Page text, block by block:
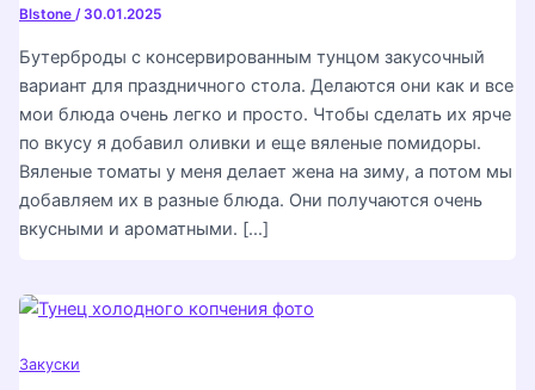
Blstone / 30.01.2025
Бутерброды с консервированным тунцом закусочный
вариант для праздничного стола. Делаются они как и все
мои блюда очень легко и просто. Чтобы сделать их ярче
по вкусу я добавил оливки и еще вяленые помидоры.
Вяленые томаты у меня делает жена на зиму, а потом мы
добавляем их в разные блюда. Они получаются очень
вкусными и ароматными. […]
Закуски